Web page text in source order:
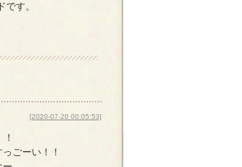
す。
[2020-07-20 00:05:53]
ごーい！！